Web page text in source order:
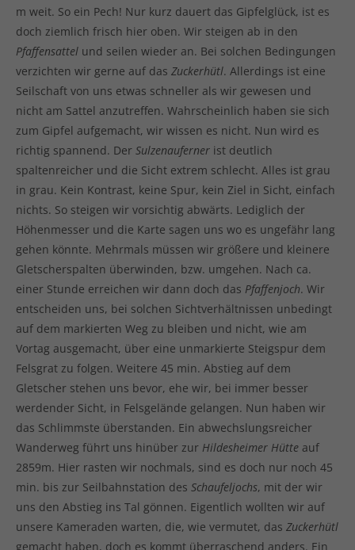
m weit. So ein Pech! Nur kurz dauert das Gipfelglück, ist es
doch ziemlich frisch hier oben. Wir steigen ab in den
Pfaffensattel und seilen wieder an. Bei solchen Bedingungen
verzichten wir gerne auf das Zuckerhütl. Allerdings ist eine
Seilschaft von uns etwas schneller als wir gewesen und
nicht am Sattel anzutreffen. Wahrscheinlich haben sie sich
zum Gipfel aufgemacht, wir wissen es nicht. Nun wird es
richtig spannend. Der Sulzenauferner ist deutlich
spaltenreicher und die Sicht extrem schlecht. Alles ist grau
in grau. Kein Kontrast, keine Spur, kein Ziel in Sicht, einfach
nichts. So steigen wir vorsichtig abwärts. Lediglich der
Höhenmesser und die Karte sagen uns wo es ungefähr lang
gehen könnte. Mehrmals müssen wir größere und kleinere
Gletscherspalten überwinden, bzw. umgehen. Nach ca.
einer Stunde erreichen wir dann doch das Pfaffenjoch. Wir
entscheiden uns, bei solchen Sichtverhältnissen unbedingt
auf dem markierten Weg zu bleiben und nicht, wie am
Vortag ausgemacht, über eine unmarkierte Steigspur dem
Felsgrat zu folgen. Weitere 45 min. Abstieg auf dem
Gletscher stehen uns bevor, ehe wir, bei immer besser
werdender Sicht, in Felsgelände gelangen. Nun haben wir
das Schlimmste überstanden. Ein abwechslungsreicher
Wanderweg führt uns hinüber zur Hildesheimer Hütte auf
2859m. Hier rasten wir nochmals, sind es doch nur noch 45
min. bis zur Seilbahnstation des Schaufeljochs, mit der wir
uns den Abstieg ins Tal gönnen. Eigentlich wollten wir auf
unsere Kameraden warten, die, wie vermutet, das Zuckerhütl
gemacht haben, doch es kommt überraschend anders. Ein